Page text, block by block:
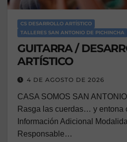
CS DESARROLLO ARTÍSTICO
TALLERES SAN ANTONIO DE PICHINCHA
GUITARRA /
ARTÍSTICO
4 DE AGOSTO DE 2026
CASA SOMOS SAN
Rasga las cuerdas… y entona
Información Adicional
Responsable…